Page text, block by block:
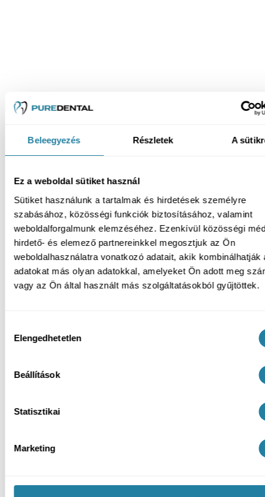
Beleegyezés Részletek A
Ez a weboldal sütiket használ
Sütiket használunk a tartalmak és hirdetések személyre
szabásához, közösségi funkciók biztosításához, valamint
weboldalforgalmunk elemzéséhez. Ezenkívül közösségi
hirdető- és elemező partnereinkkel megosztjuk az Ön
weboldalhasználatra vonatkozó adatait, akik kombinálhatják
adatokat más olyan adatokkal, amelyeket Ön adott meg
vagy az Ön által használt más szolgáltatásokból gyűjtöttek.
kiválasztása
Elengedhetetlen
Beállítások
Statisztikai
Marketing